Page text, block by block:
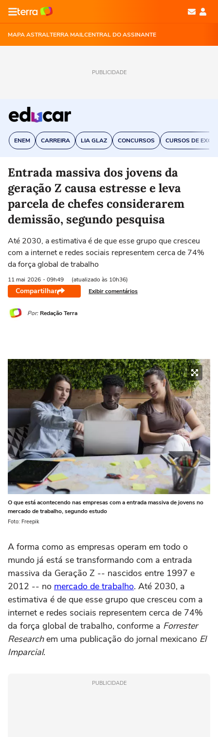
MAPA ASTRALTERRA MAILCENTRAL DO ASSINANTE
PUBLICIDADE
ENEM CARREIRA LIA GLAZ CONCURSOS CURSOS DE EXCEL
Entrada massiva dos jovens da
geração Z causa estresse e leva
parcela de chefes considerarem
demissão, segundo pesquisa
Até 2030, a estimativa é de que esse grupo que cresceu
com a internet e redes sociais representem cerca de 74%
da força global de trabalho
11 mai 2026 - 09h49 (atualizado às 10h36)
Compartilhar Exibir comentários
Por: Redação Terra
O que está acontecendo nas empresas com a entrada massiva de jovens no
mercado de trabalho, segundo estudo
Foto: Freepik
A forma como as empresas operam em todo o
mundo já está se transformando com a entrada
massiva da Geração Z -- nascidos entre 1997 e
2012 -- no mercado de trabalho. Até 2030, a
estimativa é de que esse grupo que cresceu com a
internet e redes sociais representem cerca de 74%
da força global de trabalho, conforme a Forrester
Researchem uma publicação do jornal mexicano El
Imparcial.
PUBLICIDADE